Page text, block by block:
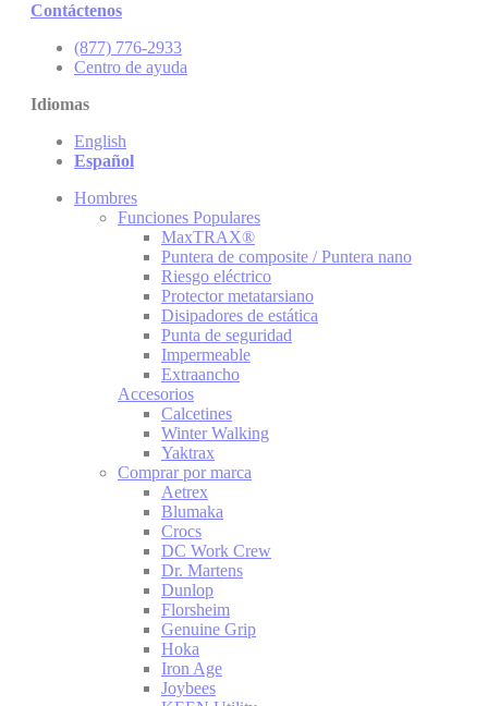
Contáctenos
(877) 776-2933
Centro de ayuda
Idiomas
English
Español
Hombres
Funciones Populares
MaxTRAX®
Puntera de composite / Puntera nano
Riesgo eléctrico
Protector metatarsiano
Disipadores de estática
Punta de seguridad
Impermeable
Extraancho
Accesorios
Calcetines
Winter Walking
Yaktrax
Comprar por marca
Aetrex
Blumaka
Crocs
DC Work Crew
Dr. Martens
Dunlop
Florsheim
Genuine Grip
Hoka
Iron Age
Joybees